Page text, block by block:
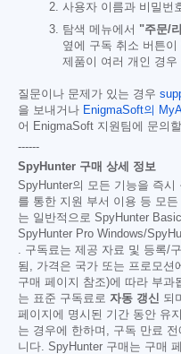
사용자 이름과 비밀번
탐색 메뉴에서 "주문/
옆에 구독 취소 버튼
제품이 여러 개인 경우
질문이나 문제가 있는 경우
을 보내거나 EnigmaSoft의
어 EnigmaSoft 지원팀에 문의
------
SpyHunter 구매 상세 정보
SpyHunter의 모든 기능을 즉시
를 통한 지원 부서 이용 등 모
는 일반적으로 SpyHunter
SpyHunter Pro Windows/
. 구독료는 제공 자료 및 등록/
됨, 가격은 국가 또는 프로모션
구매 페이지 참조)에 따라 부과
는 표준 구독료로 자동 갱신
되
페이지에 명시된 기간 동안 유
는 경우에 한하며, 구독 만료
니다. SpyHunter 구매는 구매